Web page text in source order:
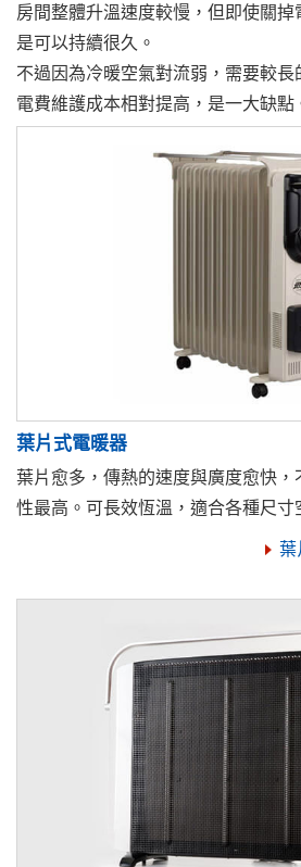
房間整體升溫速度較慢，但即使關
是可以持續很久。
不過因為冷暖空氣對流弱，需要較長
電費維護成本相對提高，是一大缺點
葉片式電暖器
葉片愈多，傳熱的速度與廣度愈快
性最高。可長效恆溫，適合各種尺寸
葉